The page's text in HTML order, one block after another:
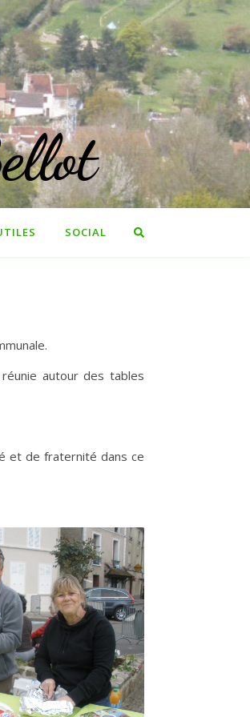
SOCIAL
autour des tables
et de fraternité dans ce